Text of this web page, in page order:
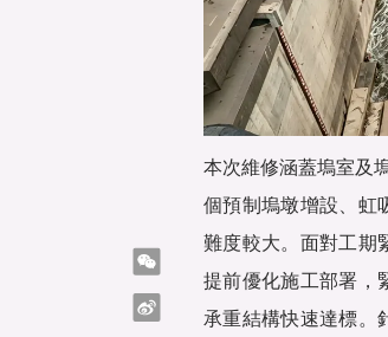
本次維修涵蓋塢室及
個預制塢墩增設、虹
難度較大。面對工期
提前優化施工部署，
承重結構快速達標。